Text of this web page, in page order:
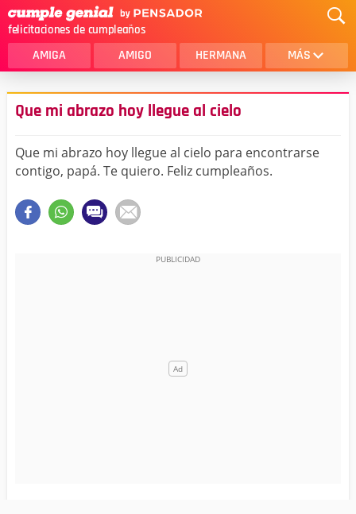
felicitaciones de cumpleaños
AMIGA AMIGO HERMANA MÁS
MAMA
AMOR
SOBRINA
HIJA
NOVIA
Que mi abrazo hoy llegue al cielo
Que mi abrazo hoy llegue al cielo para encontrarse
contigo, papá. Te quiero. Feliz cumpleaños.